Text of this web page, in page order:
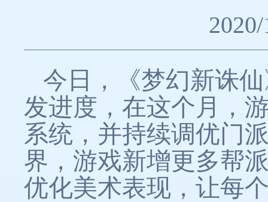
今日，《梦幻新诛
发进度，在这个月，
系统，并持续调优门
界，游戏新增更多帮
优化美术表现，让每